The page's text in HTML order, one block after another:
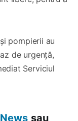
pompierii au
de urgență,
Serviciul
sau